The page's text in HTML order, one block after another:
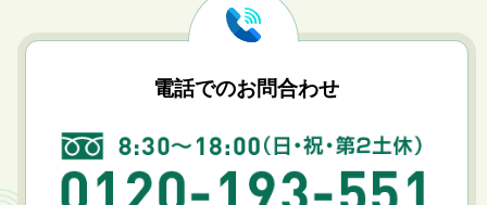
電話でのお問合わせ